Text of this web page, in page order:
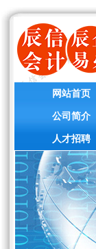
网站首页
公司简介
人才招聘